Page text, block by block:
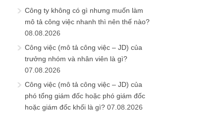
Công ty không có gì nhưng muốn làm
mô tả công việc nhanh thì nên thế nào?
08.08.2026
Công việc (mô tả công việc – JD) của
trưởng nhóm và nhân viên là gì?
07.08.2026
Công việc (mô tả công việc – JD) của
phó tổng giám đốc hoặc phó giám đốc
hoặc giám đốc khối là gì? 07.08.2026